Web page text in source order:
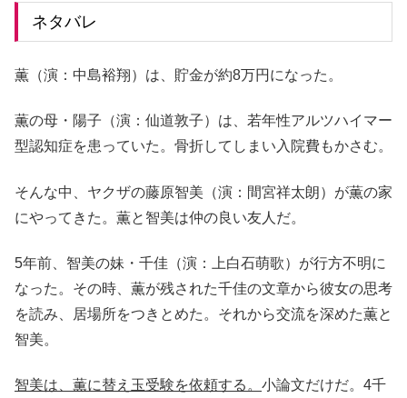
ネタバレ
薫（演：中島裕翔）は、貯金が約8万円になった。
薫の母・陽子（演：仙道敦子）は、若年性アルツハイマー
型認知症を患っていた。骨折してしまい入院費もかさむ。
そんな中、ヤクザの藤原智美（演：間宮祥太朗）が薫の家
にやってきた。薫と智美は仲の良い友人だ。
5年前、智美の妹・千佳（演：上白石萌歌）が行方不明に
なった。その時、薫が残された千佳の文章から彼女の思考
を読み、居場所をつきとめた。それから交流を深めた薫と
智美。
智美は、薫に替え玉受験を依頼する。 小論文だけだ。4千